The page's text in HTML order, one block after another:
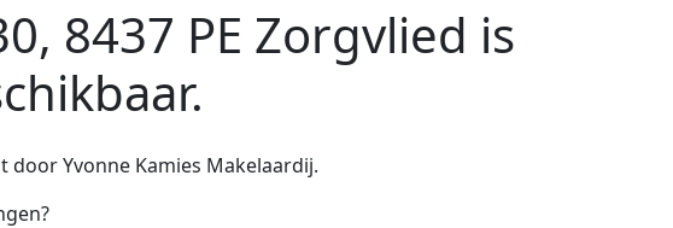
8437 PE Zorgvlied is
door Yvonne Kamies Makelaardij.